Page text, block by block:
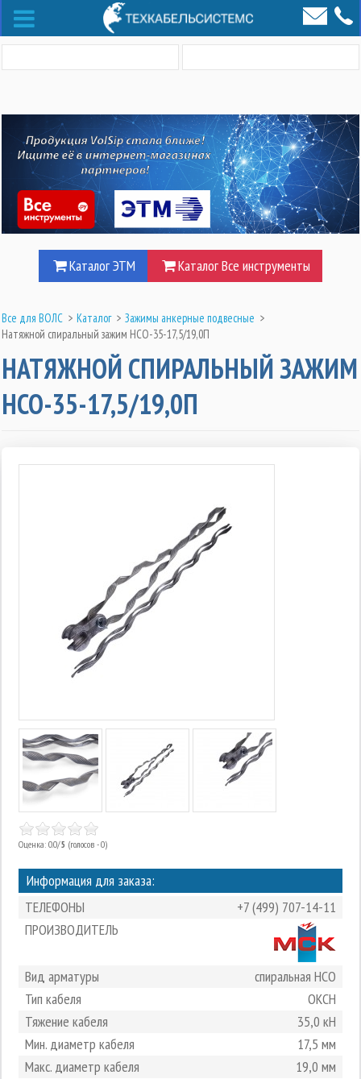
Каталог ЭТМ Каталог Все инструменты
Все для ВОЛС > Каталог > Зажимы анкерные подвесные >
Натяжной спиральный зажим НСО-35-17,5/19,0П
НАТЯЖНОЙ СПИРАЛЬНЫЙ ЗАЖИМ
НСО-35-17,5/19,0П
Оценка: 0.0/5 (голосов - 0)
Информация для заказа:
ТЕЛЕФОНЫ
+7 (499) 707-14-11
ПРОИЗВОДИТЕЛЬ
Вид арматуры
спиральная НСО
Тип кабеля
ОКСН
Тяжение кабеля
35,0 кН
Мин. диаметр кабеля
17,5 мм
Макс. диаметр кабеля
19,0 мм